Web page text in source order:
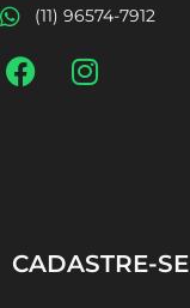
CADASTRE-